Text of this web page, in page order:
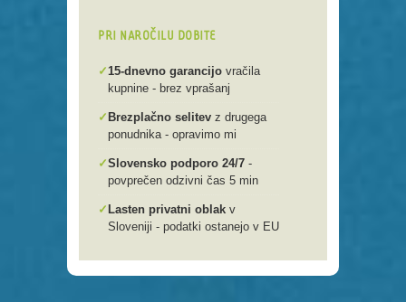
PRI NAROČILU DOBITE
✓15-dnevno garancijo vračila
kupnine - brez vprašanj
✓ Brezplačno selitev z drugega
ponudnika - opravimo mi
✓Slovensko podporo 24/7 -
povprečen odzivni čas 5 min
✓ Lasten privatni oblak v
Sloveniji - podatki ostanejo v EU